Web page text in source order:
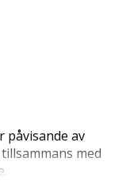
påvisande av
med